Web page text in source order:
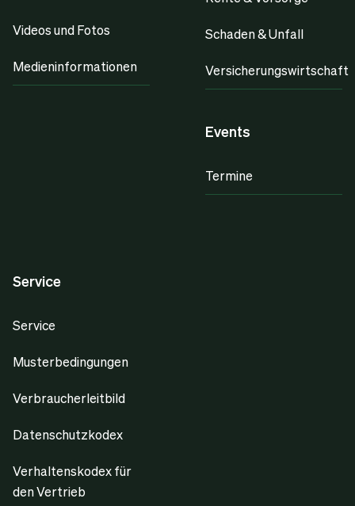
Videos und Fotos
Medieninformationen
Schaden & Unfall
Versicherungswirtschaft
Events
Termine
Service
Service
Musterbedingungen
Verbraucherleitbild
Datenschutzkodex
Verhaltenskodex für
den Vertrieb